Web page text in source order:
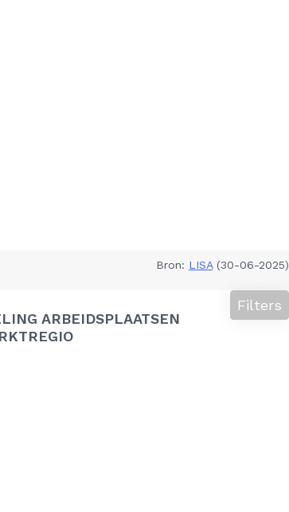
Bron: LISA(30-06-2025)
ARBEIDSPLAATSEN
Filters